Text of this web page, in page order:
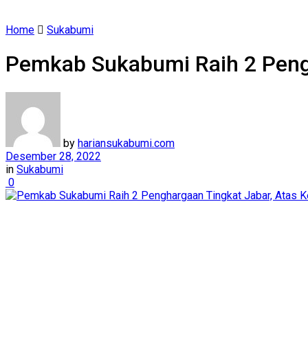
Home Sukabumi
Pemkab Sukabumi Raih 2
by hariansukabumi.com
Desember 28, 2022
in Sukabumi
0